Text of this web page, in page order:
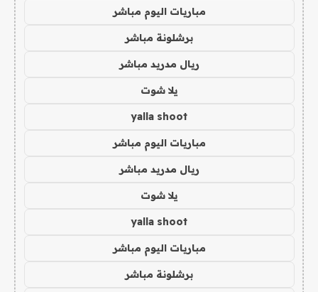
مباريات اليوم مباشر
برشلونة مباشر
ريال مدريد مباشر
يلا شوت
yalla shoot
مباريات اليوم مباشر
ريال مدريد مباشر
يلا شوت
yalla shoot
مباريات اليوم مباشر
برشلونة مباشر